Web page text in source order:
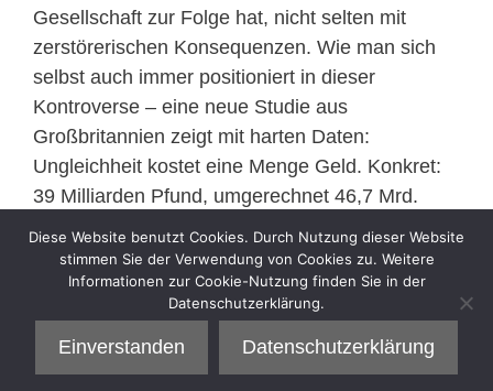
Gesellschaft zur Folge hat, nicht selten mit
zerstörerischen Konsequenzen. Wie man sich
selbst auch immer positioniert in dieser
Kontroverse – eine neue Studie aus
Großbritannien zeigt mit harten Daten:
Ungleichheit kostet eine Menge Geld. Konkret:
39 Milliarden Pfund, umgerechnet 46,7 Mrd.
mehr
Kategorien
Sell
Diese Website benutzt Cookies. Durch Nutzung dieser Website
stimmen Sie der Verwendung von Cookies zu. Weitere
Informationen zur Cookie-Nutzung finden Sie in der
Datenschutzerklärung.
Einverstanden Datenschutzerklärung